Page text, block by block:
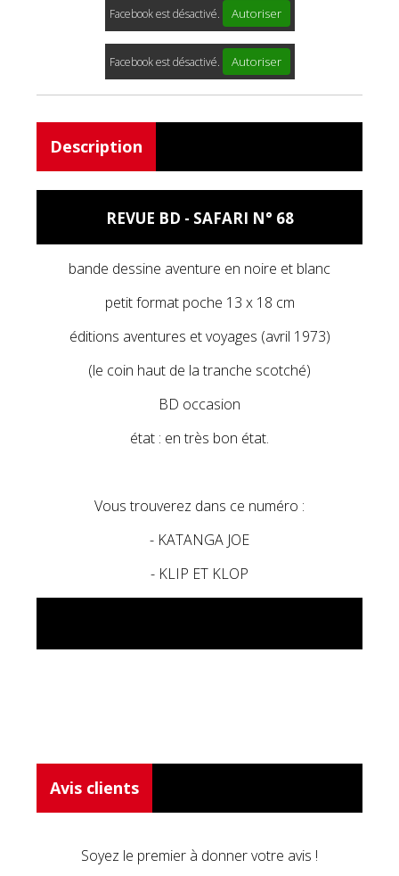
Facebook est désactivé. Autoriser
Facebook est désactivé. Autoriser
Description
REVUE BD - SAFARI N° 68
bande dessine aventure en noire et blanc
petit format poche 13 x 18 cm
éditions aventures et voyages (avril 1973)
(le coin haut de la tranche scotché)
BD occasion
état : en très bon état.
Vous trouverez dans ce numéro :
- KATANGA JOE
- KLIP ET KLOP
Avis clients
Soyez le premier à donner votre avis !